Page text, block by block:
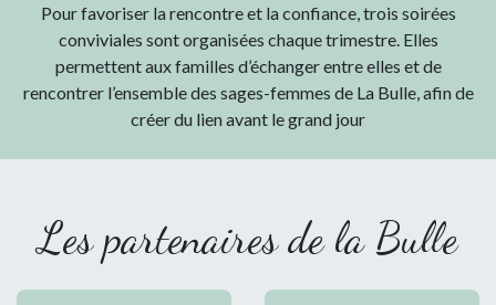
Pour favoriser la rencontre et la confiance, trois soirées
conviviales sont organisées chaque trimestre. Elles
permettent aux familles d’échanger entre elles et de
rencontrer l’ensemble des sages-femmes de La Bulle, afin de
créer du lien avant le grand jour
Les partenaires de la Bulle